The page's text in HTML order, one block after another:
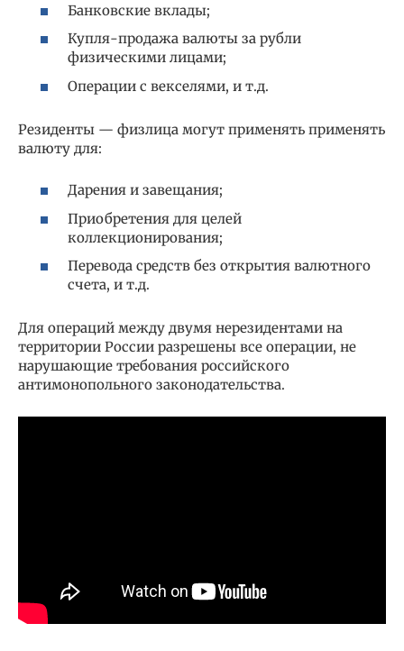
Банковские вклады;
Купля-продажа валюты за рубли
физическими лицами;
Операции с векселями, и т.д.
Резиденты — физлица могут применять применять
валюту для:
Дарения и завещания;
Приобретения для целей
коллекционирования;
Перевода средств без открытия валютного
счета, и т.д.
Для операций между двумя нерезидентами на
территории России разрешены все операции, не
нарушающие требования российского
антимонопольного законодательства.